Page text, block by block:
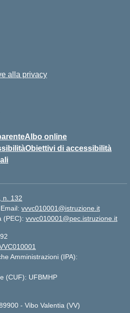
alla privacy
Albo online
Obiettivi di accessibilità
n. 132
Email: vvvc010001@istruzione.it
(PEC): vvvc010001@pec.istruzione.it
Amministrazioni (IPA):
(CUF): UFBMHP
- Vibo Valentia (VV)